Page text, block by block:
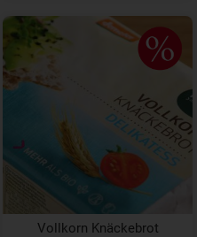
Vollkorn Knäckebrot